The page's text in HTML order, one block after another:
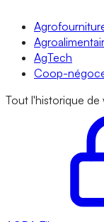
AgTech
Coop-
Tout l'historique